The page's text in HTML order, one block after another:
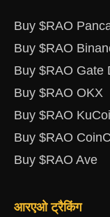
Buy $RAO
Buy $RAO
Buy $RAO Gate
Buy $RAO OKX
Buy $RAO
Buy $RAO
Buy $RAO Ave
आरएओ ट्रैकिंग